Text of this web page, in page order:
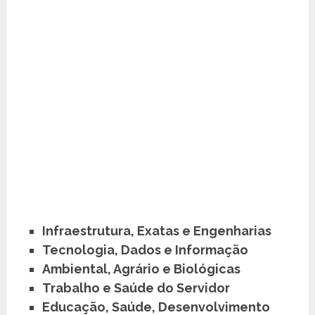
Infraestrutura, Exatas e Engenharias
Tecnologia, Dados e Informação
Ambiental, Agrário e Biológicas
Trabalho e Saúde do Servidor
Educação, Saúde, Desenvolvimento